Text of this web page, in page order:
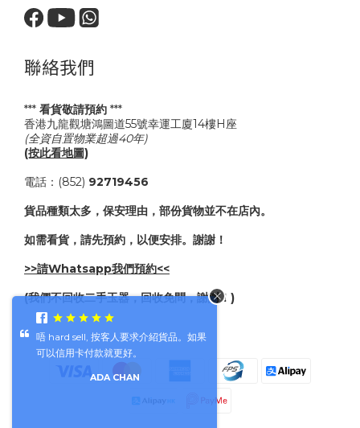
聯絡我們
*** 看貨敬請預約 ***
香港九龍觀塘鴻圖道55號幸運工廈14樓H座
(全資自置物業超過40年)
(按此看地圖)
電話：(852) 92719456
貨品種類太多，保安理由，部份貨物並不在店內。
如需看貨，請先預約，以便安排。謝謝！
>>請Whatsapp我們預約<<
(我們不回收二手玉器，回收免問，謝謝！)
唔 hard sell, 按客人要求介紹貨品。如果
可以信用卡付款就更好。
ADA CHAN